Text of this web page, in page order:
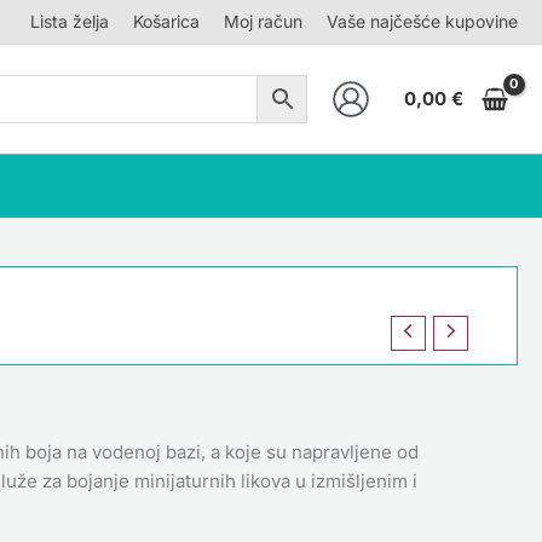
Lista želja Košarica Moj račun Vaše najčešće kupovine
0,00 €
boja na vodenoj bazi, a koje su napravljene od
za bojanje minijaturnih likova u izmišljenim i